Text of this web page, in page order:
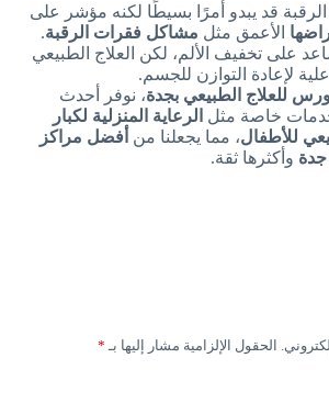
قد يبدو أمرًا بسيطًا لكنه مؤشر على
الأعمق مثل مشاكل فقرات الرقبة.
على تخفيف الألم، لكن العلاج الطبيعي
لإعادة التوازن للجسم.
للعلاج الطبيعي بجدة، نوفر أحدث
خاصة مثل الرعاية المنزلية لكبار
للأطفال، مما يجعلنا من أفضل مراكز
جدة وأكثرها ثقة.
الحقول الإلزامية مشار إليها بـ *